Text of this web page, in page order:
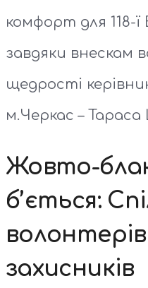
комфорт для 118-
завдяки внескам
щедрості
м.Черкас –
Жовто-
б’ється:
захисників